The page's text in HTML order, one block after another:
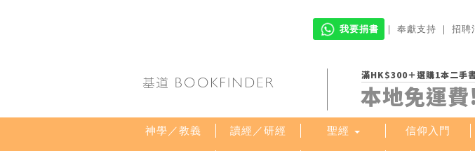
我要捐書 ｜ 奉獻支持 ｜ 招聘
滿HK$300＋選購1本二手
本地免運費!
神學／教義 讀經／研經 聖經 信仰入門